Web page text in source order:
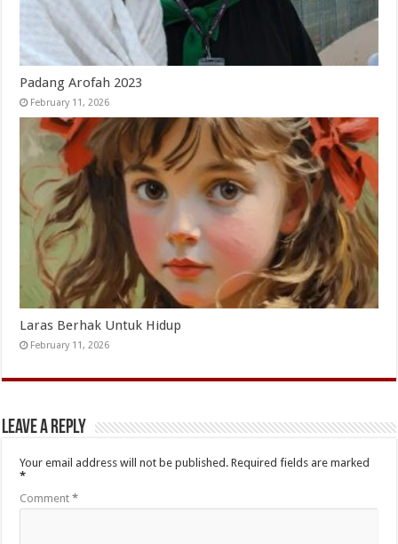
Padang Arofah 2023
February 11, 2026
Laras Berhak Untuk Hidup
February 11, 2026
Leave a Reply
Your email address will not be published. Required fields are marked
*
Comment*